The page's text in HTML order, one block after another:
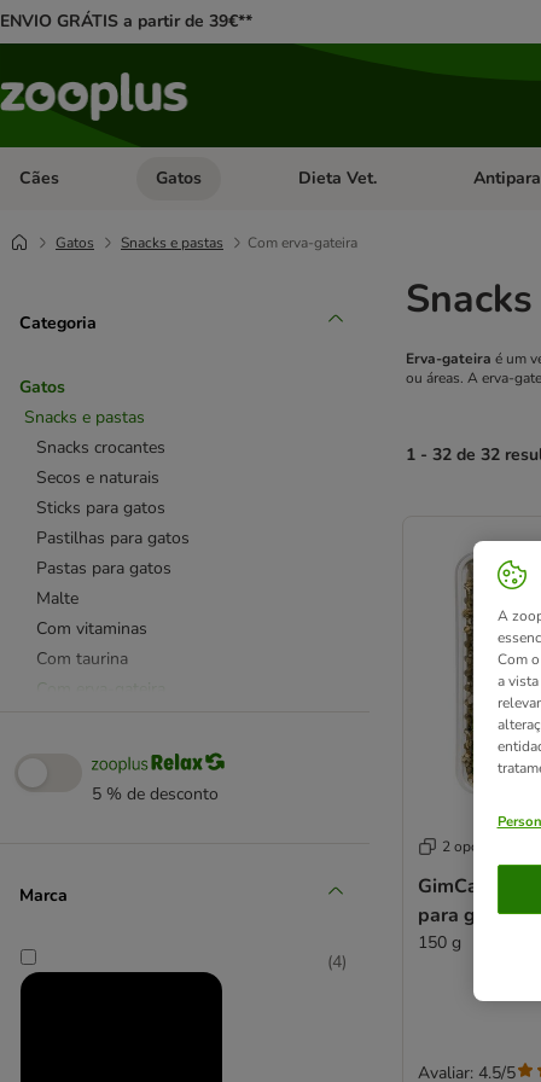
ENVIO GRÁTIS a partir de 39€**
Cães Abrir menu de categoria: Cães
Gatos Abrir menu de categoria: Gatos
Dieta Vet. Abrir
Gatos Snacks e pastas Com erva-gateira
Categoria
Gatos
Snacks e pastas
Snacks crocantes
Secos e naturais
Sticks para gatos
Pastilhas para gatos
Pastas para gatos
Malte
Com vitaminas
Com taurina
Com erva-gateira
Calendário do Advento
Com leite e queijo
5 % de desconto
Marca
(4)
Erva-gateira é um
ou áreas. A erva-
1 - 32 de 32
2 opções
GimCat
para gatos
150 g
Avaliar: 4.5/5
A
Com
a